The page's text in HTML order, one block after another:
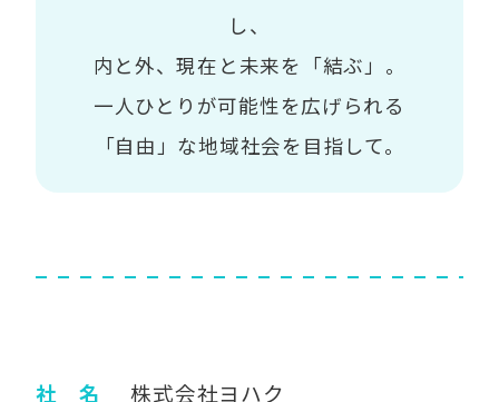
し、
内と外、現在と未来を「結ぶ」。
一人ひとりが可能性を広げられる
「自由」な地域社会を目指して。
社 名
株式会社ヨハク